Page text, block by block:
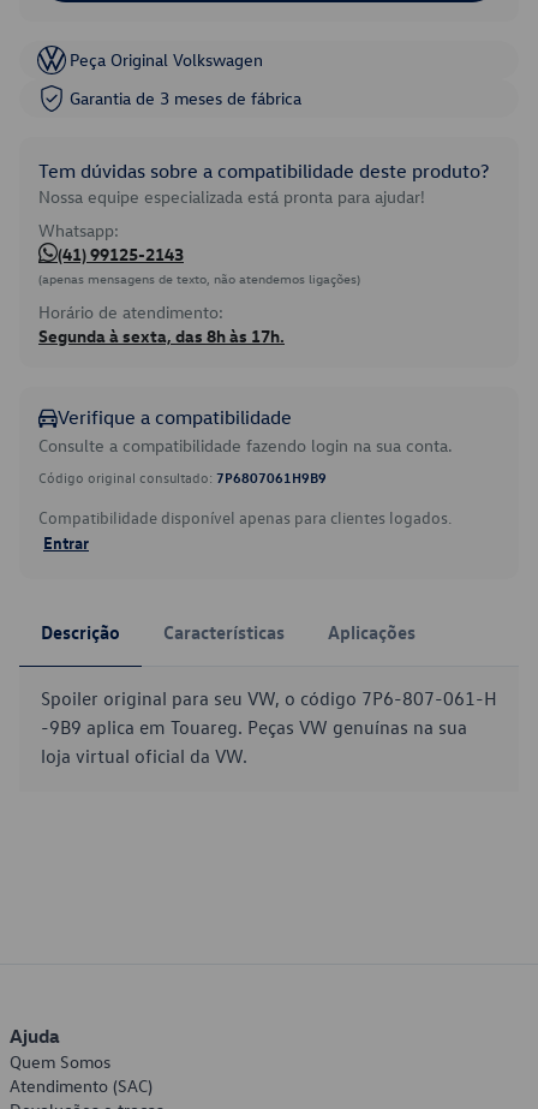
Peça Original Volkswagen
Garantia de 3 meses de fábrica
Tem dúvidas sobre a compatibilidade deste produto?
Nossa equipe especializada está pronta para ajudar!
Whatsapp:
(41) 99125-2143
(apenas mensagens de texto, não atendemos ligações)
Horário de atendimento:
Segunda à sexta, das 8h às 17h.
Verifique a compatibilidade
Consulte a compatibilidade fazendo login na sua conta.
Código original consultado: 7P6807061H9B9
Compatibilidade disponível apenas para clientes logados.
Entrar
Descrição Características Aplicações
Spoiler original para seu VW, o código 7P6-807-061-H
-9B9 aplica em Touareg. Peças VW genuínas na sua
loja virtual oficial da VW.
Ajuda
Quem Somos
Atendimento (SAC)